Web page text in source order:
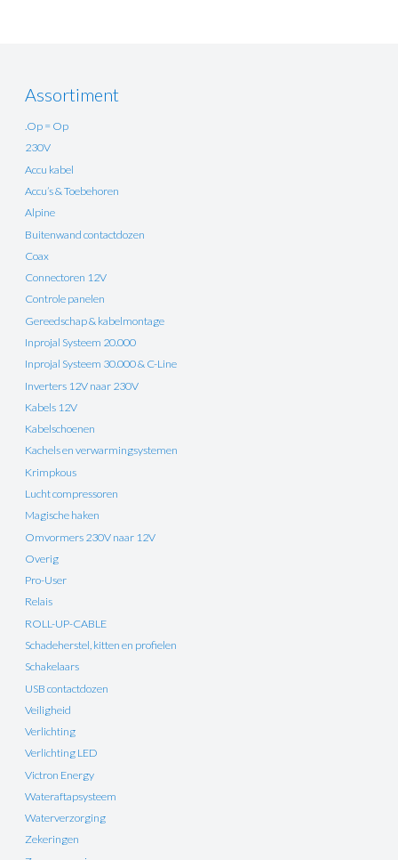
Assortiment
.Op = Op
230V
Accu kabel
Accu’s & Toebehoren
Alpine
Buitenwand contactdozen
Coax
Connectoren 12V
Controle panelen
Gereedschap & kabelmontage
Inprojal Systeem 20.000
Inprojal Systeem 30.000 & C-Line
Inverters 12V naar 230V
Kabels 12V
Kabelschoenen
Kachels en verwarmingsystemen
Krimpkous
Lucht compressoren
Magische haken
Omvormers 230V naar 12V
Overig
Pro-User
Relais
ROLL-UP-CABLE
Schadeherstel, kitten en profielen
Schakelaars
USB contactdozen
Veiligheid
Verlichting
Verlichting LED
Victron Energy
Wateraftapsysteem
Waterverzorging
Zekeringen